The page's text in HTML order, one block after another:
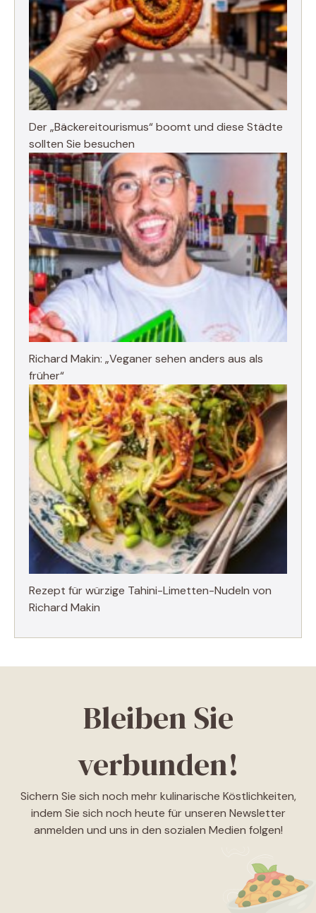
Der „Bäckereitourismus“ boomt und diese Städte
sollten Sie besuchen
Richard Makin: „Veganer sehen anders aus als
früher“
Rezept für würzige Tahini-Limetten-Nudeln von
Richard Makin
Bleiben Sie
verbunden!
Sichern Sie sich noch mehr kulinarische Köstlichkeiten,
indem Sie sich noch heute für unseren Newsletter
anmelden und uns in den sozialen Medien folgen!